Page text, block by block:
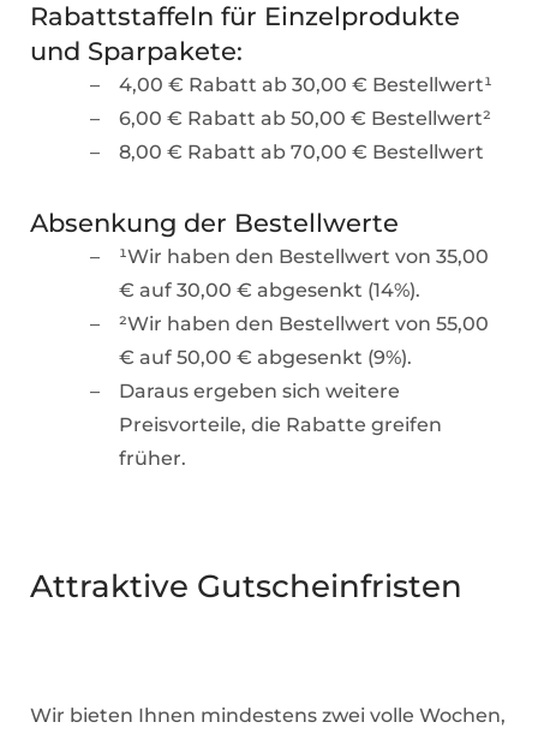
Rabattstaffeln für Einzelprodukte
und Sparpakete:
4,00 € Rabatt ab 30,00 € Bestellwert¹
6,00 € Rabatt ab 50,00 € Bestellwert²
8,00 € Rabatt ab 70,00 € Bestellwert
Absenkung der Bestellwerte
¹Wir haben den Bestellwert von 35,00
€ auf 30,00 € abgesenkt (14%).
²Wir haben den Bestellwert von 55,00
€ auf 50,00 € abgesenkt (9%).
Daraus ergeben sich weitere
Preisvorteile, die Rabatte greifen
früher.
Attraktive Gutscheinfristen
Wir bieten Ihnen mindestens zwei volle Wochen,